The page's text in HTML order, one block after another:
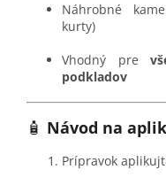
Náhrobné
kurty)
Vhodný pre
podkladov
🧴 Návod na
Prípravok